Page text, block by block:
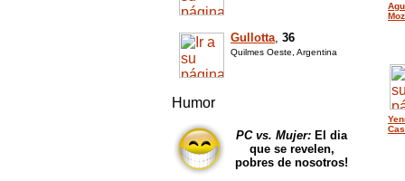
Gullotta, 36
Quilmes Oeste, Argentina
Humor
PC vs. Mujer: El dia
que se revelen,
pobres de nosotros!